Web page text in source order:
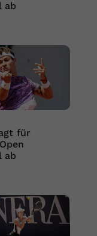
ab
für
ab